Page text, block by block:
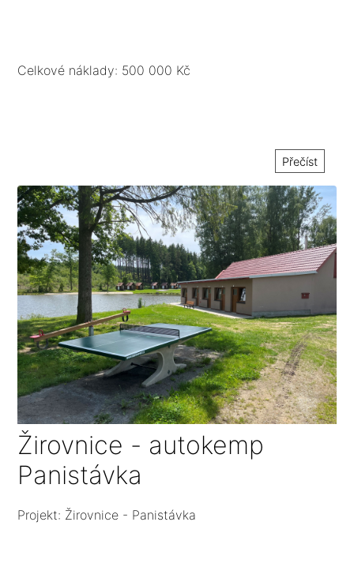
Celkové náklady: 500 000 Kč
Přečíst
Žirovnice - autokemp
Panistávka
Projekt: Žirovnice - Panistávka